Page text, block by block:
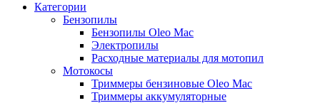
Категории
Бензопилы
Бензопилы Oleo Mac
Электропилы
Расходные материалы для мотопил
Мотокосы
Триммеры бензиновые Oleo Mac
Триммеры аккумуляторные